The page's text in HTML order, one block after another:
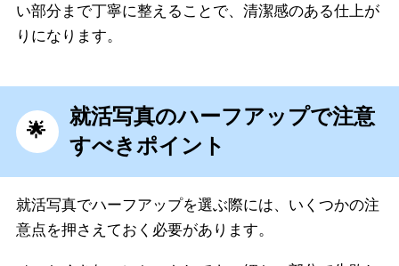
い部分まで丁寧に整えることで、清潔感のある仕上が
りになります。
就活写真のハーフアップで注意
すべきポイント
就活写真でハーフアップを選ぶ際には、いくつかの注
意点を押さえておく必要があります。